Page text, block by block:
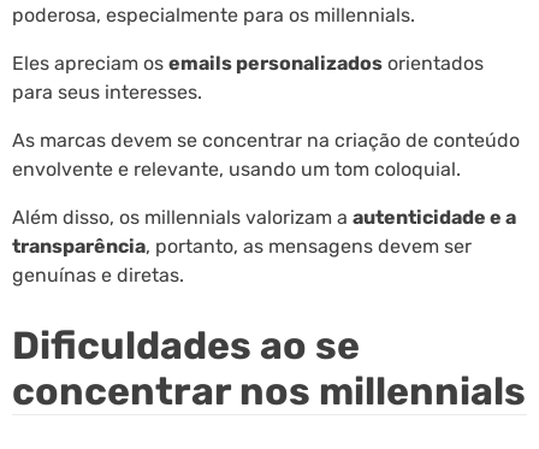
poderosa, especialmente para os millennials.
Eles apreciam os emails personalizados orientados
para seus interesses.
As marcas devem se concentrar na criação de conteúdo
envolvente e relevante, usando um tom coloquial.
Além disso, os millennials valorizam a autenticidade e a
transparência, portanto, as mensagens devem ser
genuínas e diretas.
Dificuldades ao se
concentrar nos millennials